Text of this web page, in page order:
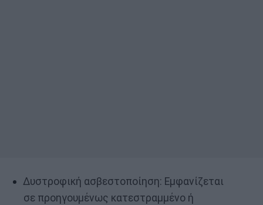
Δυστροφική ασβεστοποίηση: Εμφανίζεται
σε προηγουμένως κατεστραμμένο ή